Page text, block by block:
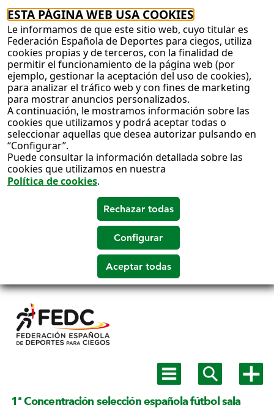
ESTA PÁGINA WEB USA COOKIES
Le informamos de que este sitio web, cuyo titular es
Federación Española de Deportes para ciegos, utiliza
cookies propias y de terceros, con la finalidad de
permitir el funcionamiento de la página web (por
ejemplo, gestionar la aceptación del uso de cookies),
para analizar el tráfico web y con fines de marketing
para mostrar anuncios personalizados.
A continuación, le mostramos información sobre las
cookies que utilizamos y podrá aceptar todas o
seleccionar aquellas que desea autorizar pulsando en
“Configurar”.
Puede consultar la información detallada sobre las
cookies que utilizamos en nuestra
Política de cookies.
Salto a
Mostrar
menú
principal
Mostrar
buscadormás
1ª Concentración selección española fútbol sala